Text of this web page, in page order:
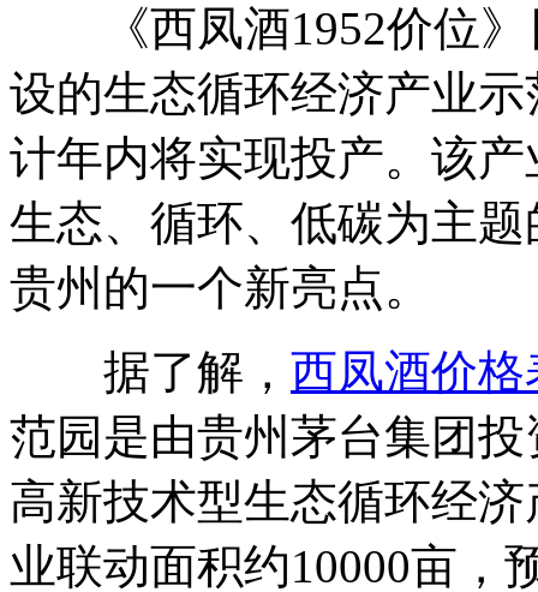
《西凤酒1952价位》
设的生态循环经济产业
计年内将实现投产。该
生态、循环、低碳为主
贵州的一个新亮点。
据了解， 西凤酒价格
范园是由贵州茅台集团
高新技术型生态循环经
业联动面积约10000亩，